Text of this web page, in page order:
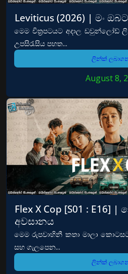
Leviticus (2026) | මං
මෙම චිත්‍රපටයට අදාල ඩවුන්ලෝඩ්
උපසිරැසිය පහත...
ලින්ක්
August 8,
Flex X Cop [S01 : E16]
අවසානය
මෙම රුපවාහිනී කතා මාලා
සහ ගැලපෙන...
ලින්ක්